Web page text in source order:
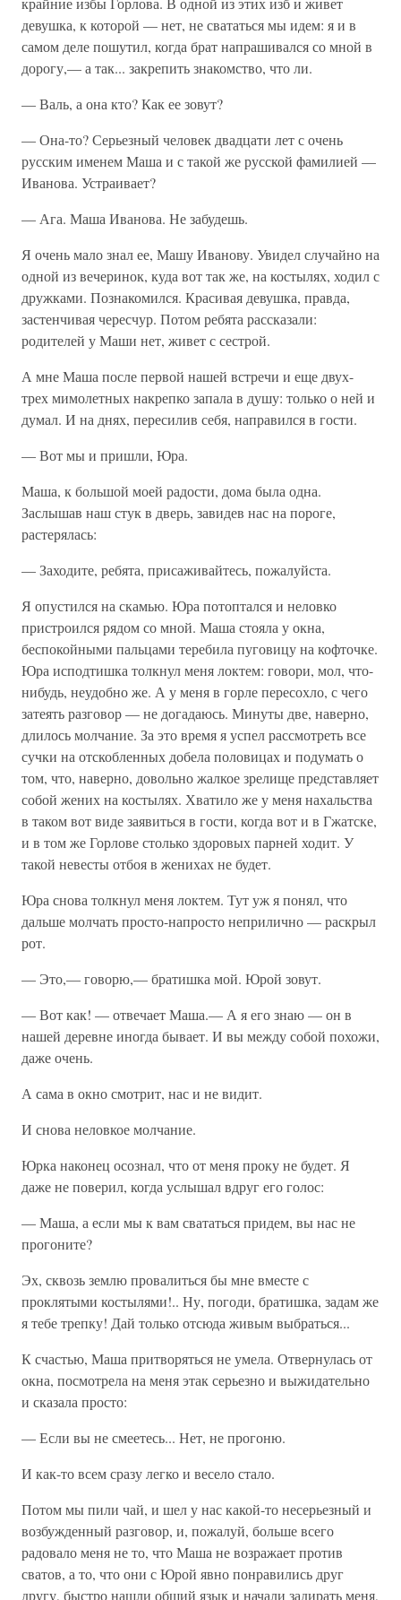
девушка, к которой — нет, не свататься мы идем: я и в
самом деле пошутил, когда брат напрашивался со мной в
дорогу,— а так... закрепить знакомство, что ли.
— Валь, а она кто? Как ее зовут?
— Она-то? Серьезный человек двадцати лет с очень
русским именем Маша и с такой же русской фамилией —
Иванова. Устраивает?
— Ага. Маша Иванова. Не забудешь.
Я очень мало знал ее, Машу Иванову. Увидел случайно на
одной из вечеринок, куда вот так же, на костылях, ходил с
дружками. Познакомился. Красивая девушка, правда,
застенчивая чересчур. Потом ребята рассказали:
родителей у Маши нет, живет с сестрой.
А мне Маша после первой нашей встречи и еще двух-
трех мимолетных накрепко запала в душу: только о ней и
думал. И на днях, пересилив себя, направился в гости.
— Вот мы и пришли, Юра.
Маша, к большой моей радости, дома была одна.
Заслышав наш стук в дверь, завидев нас на пороге,
растерялась:
— Заходите, ребята, присаживайтесь, пожалуйста.
Я опустился на скамью. Юра потоптался и неловко
пристроился рядом со мной. Маша стояла у окна,
беспокойными пальцами теребила пуговицу на кофточке.
Юра исподтишка толкнул меня локтем: говори, мол, что-
нибудь, неудобно же. А у меня в горле пересохло, с чего
затеять разговор — не догадаюсь. Минуты две, наверно,
длилось молчание. За это время я успел рассмотреть все
сучки на отскобленных добела половицах и подумать о
том, что, наверно, довольно жалкое зрелище представляет
собой жених на костылях. Хватило же у меня нахальства
в таком вот виде заявиться в гости, когда вот и в Гжатске,
и в том же Горлове столько здоровых парней ходит. У
такой невесты отбоя в женихах не будет.
Юра снова толкнул меня локтем. Тут уж я понял, что
дальше молчать просто-напросто неприлично — раскрыл
рот.
— Это,— говорю,— братишка мой. Юрой зовут.
— Вот как! — отвечает Маша.— А я его знаю — он в
нашей деревне иногда бывает. И вы между собой похожи,
даже очень.
А сама в окно смотрит, нас и не видит.
И снова неловкое молчание.
Юрка наконец осознал, что от меня проку не будет. Я
даже не поверил, когда услышал вдруг его голос:
— Маша, а если мы к вам свататься придем, вы нас не
прогоните?
Эх, сквозь землю провалиться бы мне вместе с
проклятыми костылями!.. Ну, погоди, братишка, задам же
я тебе трепку! Дай только отсюда живым выбраться...
К счастью, Маша притворяться не умела. Отвернулась от
окна, посмотрела на меня этак серьезно и выжидательно
и сказала просто:
— Если вы не смеетесь... Нет, не прогоню.
И как-то всем сразу легко и весело стало.
Потом мы пили чай, и шел у нас какой-то несерьезный и
возбужденный разговор, и, пожалуй, больше всего
радовало меня не то, что Маша не возражает против
сватов, а то, что они с Юрой явно понравились друг
другу, быстро нашли общий язык и начали задирать меня,